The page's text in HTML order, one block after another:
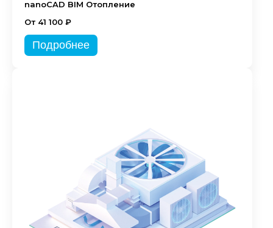
nanoCAD BIM Отопление
От 41 100 ₽
Подробнее